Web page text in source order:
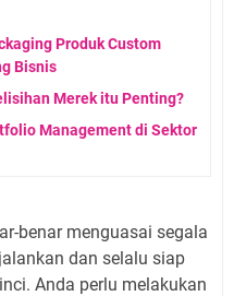
Produk Custom
Bisnis
Merek itu Penting?
Management di Sektor
benar menguasai segala
dan selalu siap
Anda perlu melakukan